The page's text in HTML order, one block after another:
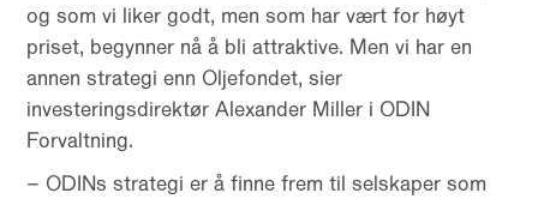
og som vi liker godt, men som har vært for høyt
priset, begynner nå å bli attraktive. Men vi har en
annen strategi enn Oljefondet, sier
investeringsdirektør Alexander Miller i ODIN
Forvaltning.
– ODINs strategi er å finne frem til selskaper som